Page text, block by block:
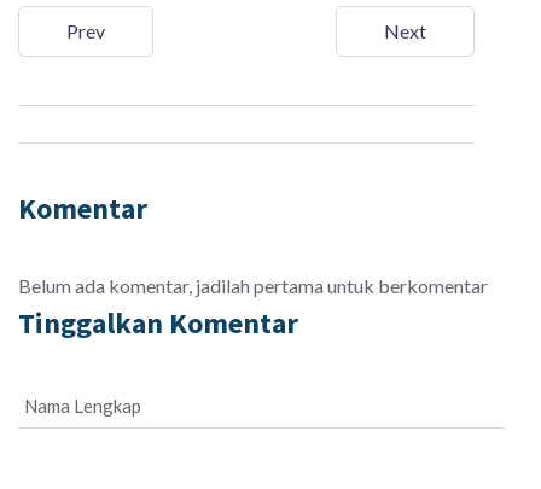
Prev Next
Komentar
Belum ada komentar, jadilah pertama untuk berkomentar
Tinggalkan Komentar